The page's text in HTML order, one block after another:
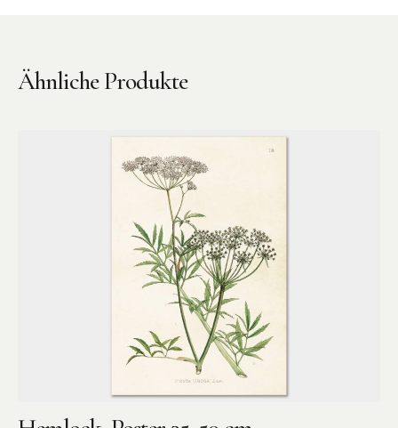
InstagramPinterest
Ähnliche Produkte